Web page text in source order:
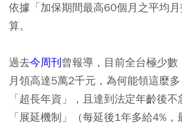
依據「加保期間最高60個月之平均
算。
過去今周刊曾報導，目前全台極少數
月領高達5萬2千元，為何能領這麼
「超長年資」，且達到法定年齡後
「展延機制」（每延後1年多給4%，